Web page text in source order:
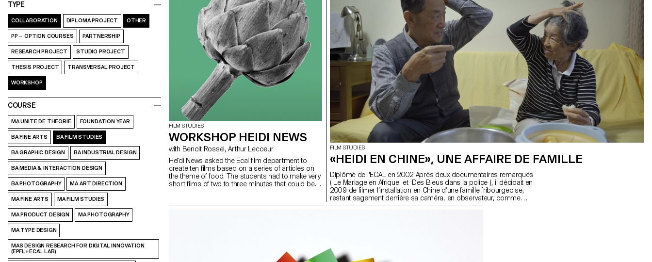
TYPE
COLLABORATION DIPLOMA PROJECT OTHER
PP – OPTION COURSES PARTNERSHIP
RESEARCH PROJECT STUDIO PROJECT
THESIS PROJECT TRANSVERSAL PROJECT
WORKSHOP
COURSE
MA UNITE DE THEORIE FOUNDATION YEAR
BA FINE ARTS BA FILM STUDIES
BA GRAPHIC DESIGN BA INDUSTRIAL DESIGN
BA MEDIA & INTERACTION DESIGN
BA PHOTOGRAPHY MA ART DIRECTION
MA FINE ARTS MA FILM STUDIES
MA PRODUCT DESIGN MA PHOTOGRAPHY
MA TYPE DESIGN
MAS DESIGN RESEARCH FOR DIGITAL INNOVATION
(EPFL+ECAL LAB)
FILM STUDIES
WORKSHOP HEIDI NEWS
with Benoit Rossel, Arthur Lecoeur
Heïdi News asked the Ecal film department to
create ten films based on a series of articles on
the theme of food. The students had to make very
short films of two to three minutes that could be
FILM STUDIES
«HEIDI EN CHINE», UNE AFFAIRE DE FAMILLE
Diplômé de l'ECAL en 2002 Après deux documentaires remarqués
( Le Mariage en Afrique et Des Bleus dans la police ), il décidait en
2009 de filmer l’installation en Chine d’une famille fribourgeoise,
restant sagement derrière sa caméra, en observateur, comme
pour éviter de devoir affronter lui-même cette immersion dans un